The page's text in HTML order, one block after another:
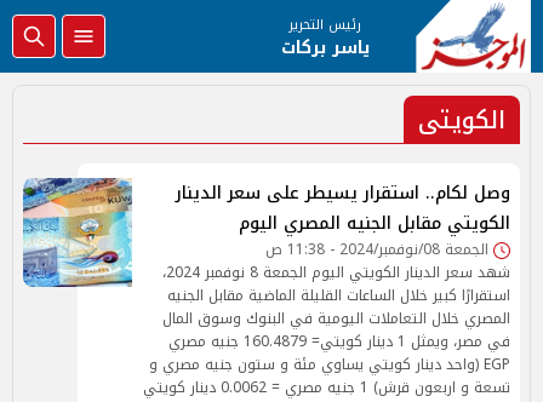
رئيس التحرير
ياسر بركات
الكويتى
وصل لكام.. استقرار يسيطر على سعر الدينار
الكويتي مقابل الجنيه المصري اليوم
الجمعة 08/نوفمبر/2024 - 11:38 ص
شهد سعر الدينار الكويتي اليوم الجمعة 8 نوفمبر 2024،
استقرارًا كبير خلال الساعات القليلة الماضية مقابل الجنيه
المصري خلال التعاملات اليومية في البنوك وسوق المال
في مصر، ويمثل 1 دينار كويتي= 160.4879 جنيه مصري
EGP (واحد دينار كويتي يساوي مئة و ستون جنيه مصري و
تسعة و اربعون قرش) 1 جنيه مصري = 0.0062 دينار كويتي